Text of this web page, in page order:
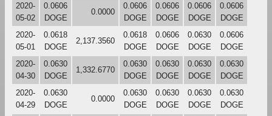
2020-
05-02
0.0606
DOGE
0.0000
0.0606
DOGE
0.0606
DOGE
0.0606
DOGE
0.0606
DOGE
2020-
05-01
0.0618
DOGE
2,137.3560
0.0618
DOGE
0.0606
DOGE
0.0630
DOGE
0.0606
DOGE
2020-
04-30
0.0630
DOGE
1,332.6770
0.0630
DOGE
0.0630
DOGE
0.0630
DOGE
0.0630
DOGE
2020-
04-29
0.0630
DOGE
0.0000
0.0630
DOGE
0.0630
DOGE
0.0630
DOGE
0.0630
DOGE